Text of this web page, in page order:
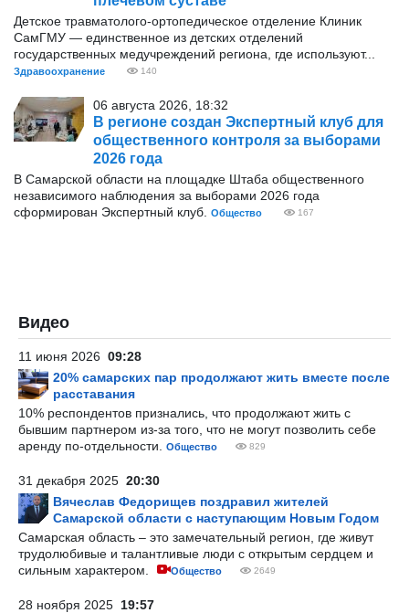
Детское травматолого-ортопедическое отделение Клиник
СамГМУ — единственное из детских отделений
государственных медучреждений региона, где используют...
Здравоохранение 140
06 августа 2026, 18:32
В регионе создан Экспертный клуб для
общественного контроля за выборами
2026 года
В Самарской области на площадке Штаба общественного
независимого наблюдения за выборами 2026 года
сформирован Экспертный клуб.
Общество 167
Видео
11 июня 2026 09:28
20% самарских пар продолжают жить вместе после
расставания
10% респондентов признались, что продолжают жить с
бывшим партнером из-за того, что не могут позволить себе
аренду по-отдельности.
Общество 829
31 декабря 2025 20:30
Вячеслав Федорищев поздравил жителей
Самарской области с наступающим Новым Годом
Самарская область – это замечательный регион, где живут
трудолюбивые и талантливые люди с открытым сердцем и
сильным характером.
Общество 2649
28 ноября 2025 19:57